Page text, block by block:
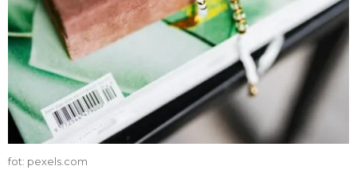
fot: pexels.com